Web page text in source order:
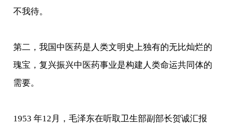
不我待。
第二，我国中医药是人类文明史上独有的无比灿烂的
瑰宝，复兴振兴中医药事业是构建人类命运共同体的
需要。
1953 年12月，毛泽东在听取卫生部副部长贺诚汇报